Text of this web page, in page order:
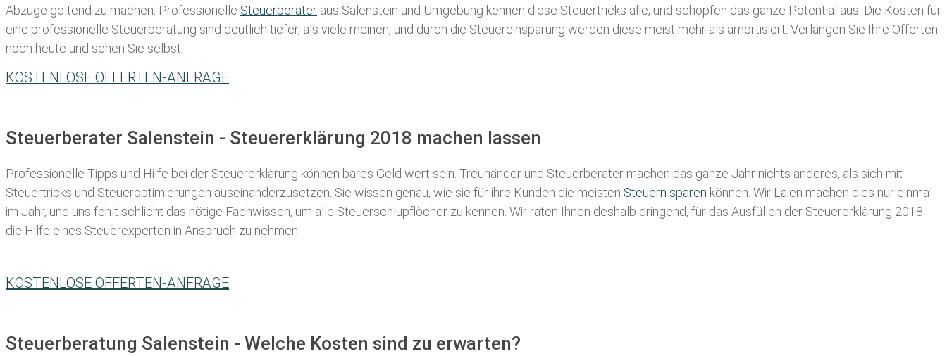
Abzüge geltend zu machen. Professionelle Steuerberater aus Salenstein und Umgebung kennen diese Steuertricks alle, und schöpfen das ganze Potential aus. Die Kosten für
eine professionelle Steuerberatung sind deutlich tiefer, als viele meinen, und durch die Steuereinsparung werden diese meist mehr als amortisiert. Verlangen Sie Ihre Offerten
noch heute und sehen Sie selbst:
KOSTENLOSE OFFERTEN-ANFRAGE
Steuerberater Salenstein - Steuererklärung 2018 machen lassen
Professionelle Tipps und Hilfe bei der Steuererklärung können bares Geld wert sein. Treuhänder und Steuerberater machen das ganze Jahr nichts anderes, als sich mit
Steuertricks und Steueroptimierungen auseinanderzusetzen. Sie wissen genau, wie sie für ihre Kunden die meisten Steuern sparen können. Wir Laien machen dies nur einmal
im Jahr, und uns fehlt schlicht das nötige Fachwissen, um alle Steuerschlupflöcher zu kennen. Wir raten Ihnen deshalb dringend, für das Ausfüllen der Steuererklärung 2018
die Hilfe eines Steuerexperten in Anspruch zu nehmen.
KOSTENLOSE OFFERTEN-ANFRAGE
Steuerberatung Salenstein - Welche Kosten sind zu erwarten?